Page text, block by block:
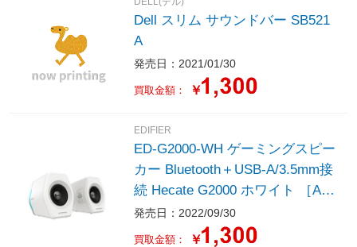
Dell スリム サウンドバー SB521
A
発売日：2021/01/30
買取金額： ￥
EDIFIER
ED-G2000-WH ゲーミングスピー
カー Bluetooth＋USB-A/3.5mm接
続 Hecate G2000 ホワイト ［AC
電源］
発売日：2022/09/30
買取金額： ￥